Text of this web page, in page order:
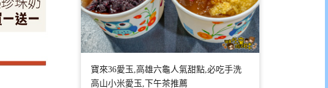
寶來36愛玉,高雄六龜人氣甜點,必吃手洗
高山小米愛玉,下午茶推薦